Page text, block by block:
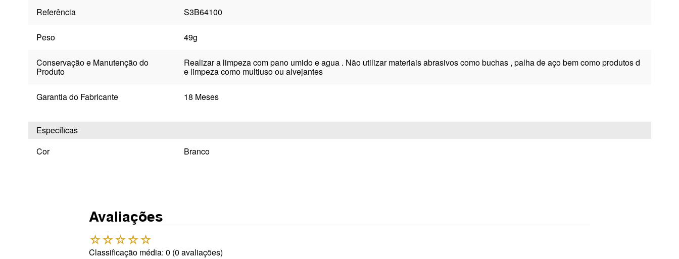
Referência S3B64100
Peso 49g
Conservação e Manutenção do
Produto
Realizar a limpeza com pano umido e agua . Não utilizar materiais abrasivos como buchas , palha de aço bem como produtos d
e limpeza como multiuso ou alvejantes
Garantia do Fabricante 18 Meses
Específicas
Cor
Branco
Avaliações
☆☆☆☆☆
Classificação média: 0 (0 avaliações)